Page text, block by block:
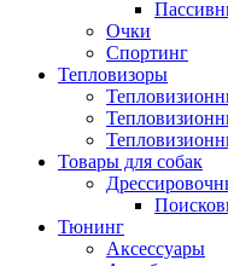
Очки
Спортинг
Тепловизоры
Товары для собак
Тюнинг
Аксессуары